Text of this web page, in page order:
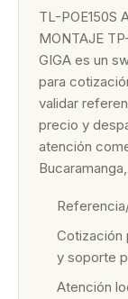
TL-POE150S
MONTAJE
GIGA es un
para
validar
precio y
atención
Cotización
y soporte
Atención